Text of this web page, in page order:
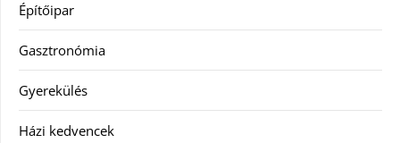
Építőipar
Gasztronómia
Gyerekülés
Házi kedvencek